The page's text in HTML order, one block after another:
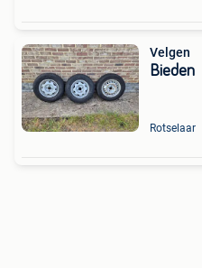
Velgen
Bieden
Rotselaar